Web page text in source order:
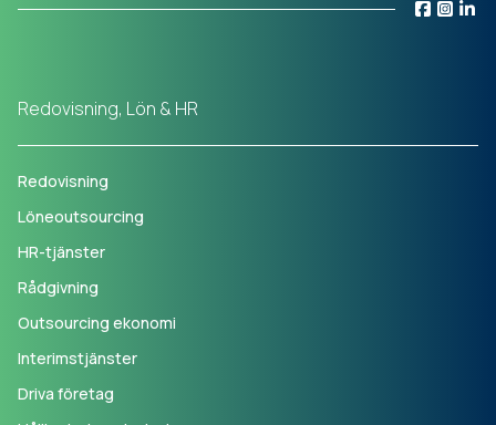
Redovisning, Lön & HR
Redovisning
Löneoutsourcing
HR-tjänster
Rådgivning
Outsourcing ekonomi
Interimstjänster
Driva företag